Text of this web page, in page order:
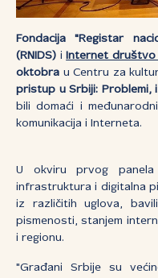
Fondacija "Registar
(RNIDS) i Internet društvo
oktobra u Centru za
pristup u Srbiji: Problemi,
bili domaći i
komunikacija i Interneta.
U okviru prvog
infrastruktura i digitalna
iz različitih uglova,
pismenosti, stanjem
i regionu.
"Građani Srbije su